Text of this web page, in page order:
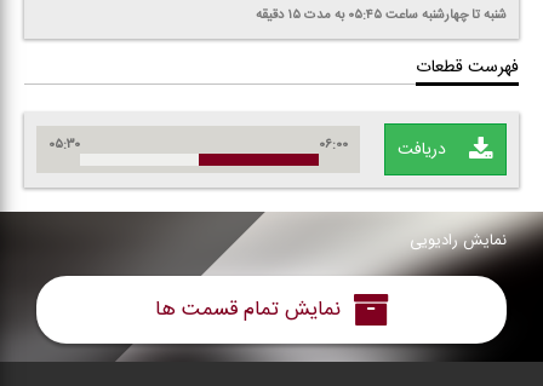
شنبه تا چهارشنبهساعت ۰۵:۴۵ به مدت ۱۵ دقیقه
فهرست قطعات
دریافت ۰۵:۳۰ ۰۶:۰۰
نمایش رادیویی
نمایش تمام قسمت ها